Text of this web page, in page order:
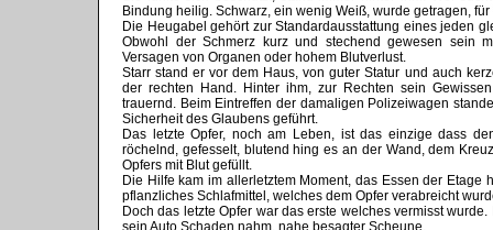
Bindung heilig. Schwarz, ein wenig Weiß, wurde getragen,
Die Heugabel gehört zur Standardausstattung eines jeden
Obwohl der Schmerz kurz und stechend gewesen sein
Versagen von Organen oder hohem Blutverlust.
Starr stand er vor dem Haus, von guter Statur und auch
der rechten Hand. Hinter ihm, zur Rechten sein
trauernd. Beim Eintreffen der damaligen Polizeiwagen
Sicherheit des Glaubens geführt.
Das letzte Opfer, noch am Leben, ist das einzige dass
röchelnd, gefesselt, blutend hing es an der Wand, dem
Opfers mit Blut gefüllt.
Die Hilfe kam im allerletztem Moment, das Essen der
pflanzliches Schlafmittel, welches dem Opfer verabreicht
Doch das letzte Opfer war das erste welches vermisst
sein Auto Schaden nahm, nahe besagter Scheune.